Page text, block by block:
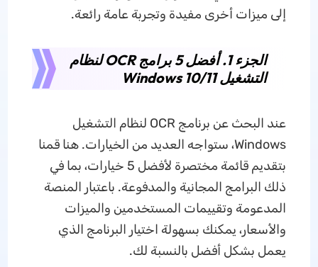
إلى ميزات أخرى مفيدة وتجربة عامة رائعة.
الجزء 1. أفضل 5 برامج OCR لنظام
التشغيل Windows 10/11
عند البحث عن برنامج OCR لنظام التشغيل
Windows، ستواجه العديد من الخيارات. هنا قمنا
بتقديم قائمة مختصرة لأفضل 5 خيارات، بما في
ذلك البرامج المجانية والمدفوعة. باعتبار المنصة
المدعومة وتقييمات المستخدمين والميزات
والأسعار، يمكنك بسهولة اختيار البرنامج الذي
يعمل بشكل أفضل بالنسبة لك.